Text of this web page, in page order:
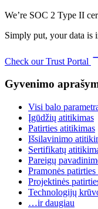
We’re SOC 2 Type II
Simply put, your data is
Check our Trust Portal
Gyvenimo
Visi balo
Įgūdžių atitikimas
Patirties atitikimas
Išsilavinimo
Sertifikatų
Pareigų
Pramonės
Projektinės
Technologijų
…ir daugiau